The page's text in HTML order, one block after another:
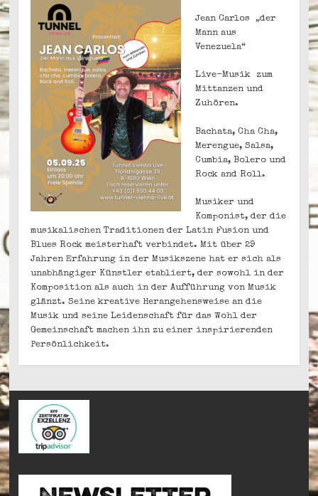
Jean Carlos „der
Mann aus
Venezuela“
Live-Musik zum
Mittanzen und
Zuhören.
Bachata, Cha Cha,
Merengue, Salsa,
Cumbia, Bolero und
Rock and Roll.
Musiker und
Komponist, der die
musikalischen Traditionen der Latin Fusion und
Blues Rock meisterhaft verbindet. Mit über 29
Jahren Erfahrung in der Musikszene hat er sich als
unabhängiger Künstler etabliert, der sowohl in der
Komposition als auch in der Aufführung von Musik
glänzt. Seine kreative Herangehensweise an die
Musik und seine Leidenschaft für das Wohl der
Gemeinschaft machen ihn zu einer inspirierenden
Persönlichkeit.